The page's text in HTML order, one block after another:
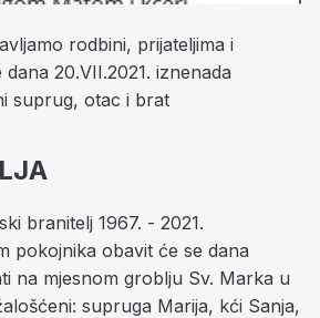
rodbini, prijateljima i
20.VII.2021. iznenada
suprug, otac i brat
branitelj 1967. - 2021.
pokojnika obavit će se dana
na mjesnom groblju Sv. Marka u
supruga Marija, kći Sanja,